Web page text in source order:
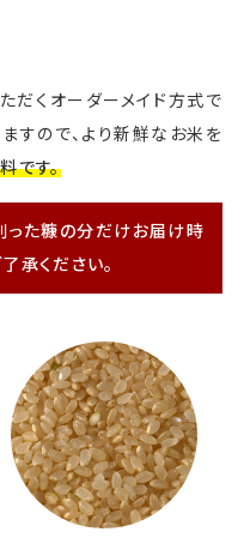
だくオーダーメイド方式で
すので、より新鮮なお米を
です。
った糠の分だけお届け時
承ください。